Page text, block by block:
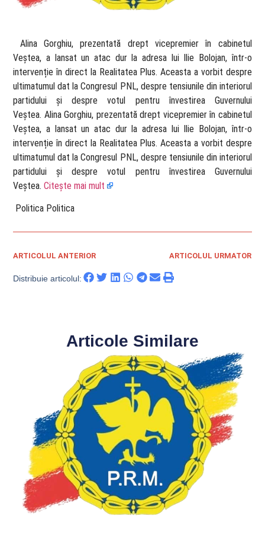
​ Alina Gorghiu, prezentată drept vicepremier în cabinetul
Veștea, a lansat un atac dur la adresa lui Ilie Bolojan, într-o
intervenție în direct la Realitatea Plus. Aceasta a vorbit despre
ultimatumul dat la Congresul PNL, despre tensiunile din interiorul
partidului și despre votul pentru învestirea Guvernului
Veștea. Alina Gorghiu, prezentată drept vicepremier în cabinetul
Veștea, a lansat un atac dur la adresa lui Ilie Bolojan, într-o
intervenție în direct la Realitatea Plus. Aceasta a vorbit despre
ultimatumul dat la Congresul PNL, despre tensiunile din interiorul
partidului și despre votul pentru învestirea Guvernului
Veștea.Citește mai mult
​ Politica Politica
ARTICOLUL ANTERIOR ARTICOLUL URMATOR
Distribuie articolul:
Articole Similare